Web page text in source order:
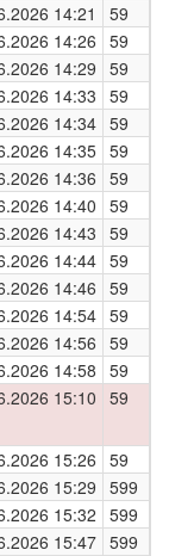
14:21 59
14:26 59
14:29 59
14:33 59
14:34 59
14:35 59
14:36 59
14:40 59
14:43 59
14:44 59
14:46 59
14:54 59
14:56 59
14:58 59
15:10 59
15:26 59
15:29 599
15:32 599
15:47 599